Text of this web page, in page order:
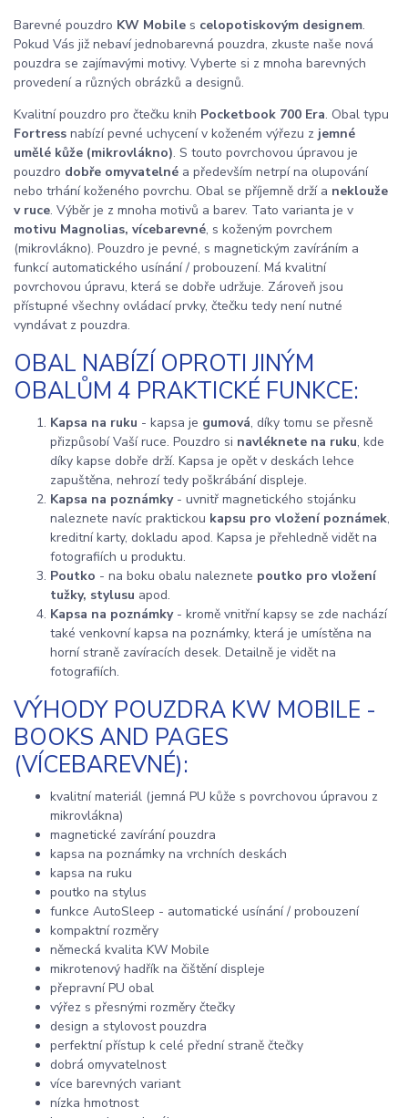
Barevné pouzdro KW Mobile s celopotiskovým designem.
Pokud Vás již nebaví jednobarevná pouzdra, zkuste naše nová
pouzdra se zajímavými motivy. Vyberte si z mnoha barevných
provedení a různých obrázků a designů.
Kvalitní pouzdro pro čtečku knih Pocketbook 700 Era. Obal typu
Fortress nabízí pevné uchycení v koženém výřezu z jemné
umělé kůže (mikrovlákno). S touto povrchovou úpravou je
pouzdro dobře omyvatelné a především netrpí na olupování
nebo trhání koženého povrchu. Obal se příjemně drží a neklouže
v ruce. Výběr je z mnoha motivů a barev. Tato varianta je v
motivu Magnolias, vícebarevné, s koženým povrchem
(mikrovlákno). Pouzdro je pevné, s magnetickým zavíráním a
funkcí automatického usínání / probouzení. Má kvalitní
povrchovou úpravu, která se dobře udržuje. Zároveň jsou
přístupné všechny ovládací prvky, čtečku tedy není nutné
vyndávat z pouzdra.
OBAL NABÍZÍ OPROTI JINÝM
OBALŮM 4 PRAKTICKÉ FUNKCE:
Kapsa na ruku - kapsa je gumová, díky tomu se přesně
přizpůsobí Vaší ruce. Pouzdro si navléknete na ruku, kde
díky kapse dobře drží. Kapsa je opět v deskách lehce
zapuštěna, nehrozí tedy poškrábání displeje.
Kapsa na poznámky- uvnitř magnetického stojánku
naleznete navíc praktickou kapsu pro vložení poznámek,
kreditní karty, dokladu apod. Kapsa je přehledně vidět na
fotografiích u produktu.
Poutko - na boku obalu naleznete poutko pro vložení
tužky, stylusu apod.
Kapsa na poznámky- kromě vnitřní kapsy se zde nachází
také venkovní kapsa na poznámky, která je umístěna na
horní straně zavíracích desek. Detailně je vidět na
fotografiích.
VÝHODY POUZDRA KW MOBILE -
BOOKS AND PAGES
(VÍCEBAREVNÉ):
kvalitní materiál (jemná PU kůže s povrchovou úpravou z
mikrovlákna)
magnetické zavírání pouzdra
kapsa na poznámky na vrchních deskách
kapsa na ruku
poutko na stylus
funkce AutoSleep - automatické usínání / probouzení
kompaktní rozměry
německá kvalita KW Mobile
mikrotenový hadřík na čištění displeje
přepravní PU obal
výřez s přesnými rozměry čtečky
design a stylovost pouzdra
perfektní přístup k celé přední straně čtečky
dobrá omyvatelnost
více barevných variant
nízka hmotnost